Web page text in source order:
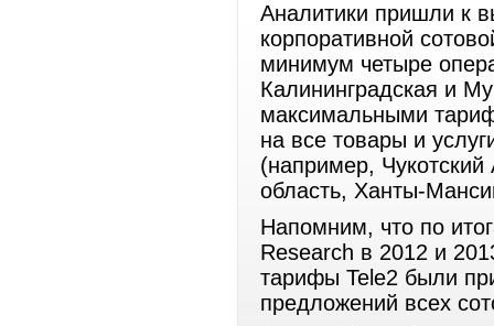
Аналитики пришли к
корпоративной
минимум четыре
Калининградская и
максимальными
на все товары и
(например,
область, Ханты-
Напомним, что по
Research в 2012 и
тарифы Tele2 были
предложений всех